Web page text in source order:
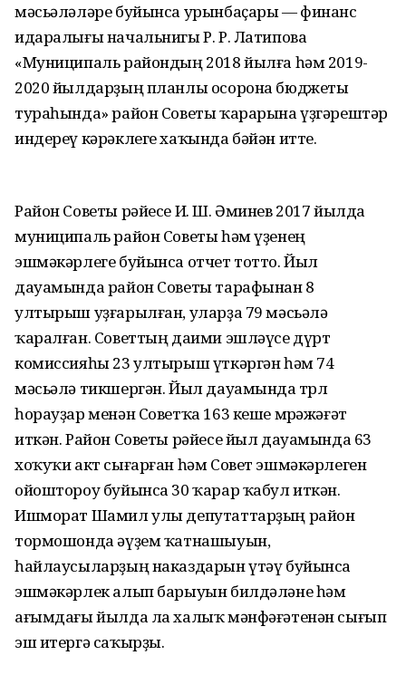
мәсьәләләре буйынса урынбаҫары — финанс
идаралығы начальнигы Р. Р. Латипова
«Муниципаль райондың 2018 йылға һәм 2019-
2020 йылдарҙың планлы осорона бюджеты
тураһында» район Советы ҡарарына үҙгәрештәр
индереү кәрәклеге хаҡында бәйән итте.
Район Советы рәйесе И. Ш. Әминев 2017 йылда
муниципаль район Советы һәм үҙенең
эшмәкәрлеге буйынса отчет тотто. Йыл
дауамында район Советы тарафынан 8
ултырыш уҙғарылған, уларҙа 79 мәсьәлә
ҡаралған. Советтың даими эшләүсе дүрт
комиссияһы 23 ултырыш үткәргән һәм 74
мәсьәлә тикшергән. Йыл дауамында төрлө
һорауҙар менән Советҡа 163 кеше мөрәжәғәт
иткән. Район Советы рәйесе йыл дауамында 63
хоҡуҡи акт сығарған һәм Совет эшмәкәрлеген
ойоштороу буйынса 30 ҡарар ҡабул иткән.
Ишморат Шамил улы депутаттарҙың район
тормошонда әүҙем ҡатнашыуын,
һайлаусыларҙың наказдарын үтәү буйынса
эшмәкәрлек алып барыуын билдәләне һәм
ағымдағы йылда ла халыҡ мәнфәғәтенән сығып
эш итергә саҡырҙы.